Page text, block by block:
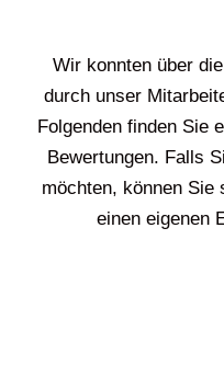
Wir konnten über
durch unser
Folgenden finden Sie
Bewertungen. Falls
möchten, können Sie
einen eigenen